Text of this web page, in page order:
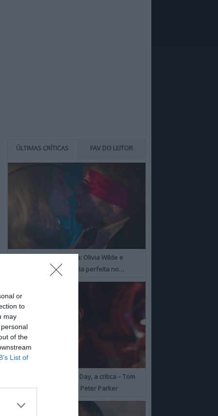
or
to
may
of the
List of
ÚLTIMAS CRÍTICAS FAV DO LEITOR
I Want Your Sex, a Crítica: Olivia Wilde e
Cooper Hoofman, a dupla perfeita no…
Spider-Man: Brand New Day, a crítica – Tom
Holland consolida o seu Peter Parker